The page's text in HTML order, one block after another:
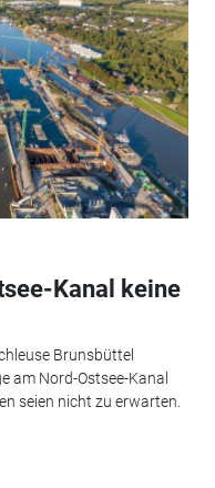
Kanal keine
Brunsbüttel
am Nord-Ostsee-Kanal
seien nicht zu erwarten.